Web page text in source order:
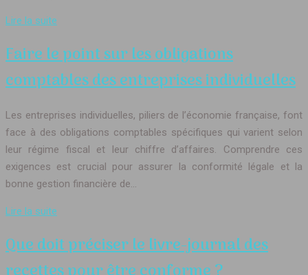
Lire la suite
Faire le point sur les obligations
comptables des entreprises individuelles
Les entreprises individuelles, piliers de l’économie française, font
face à des obligations comptables spécifiques qui varient selon
leur régime fiscal et leur chiffre d’affaires. Comprendre ces
exigences est crucial pour assurer la conformité légale et la
bonne gestion financière de…
Lire la suite
Que doit préciser le livre-journal des